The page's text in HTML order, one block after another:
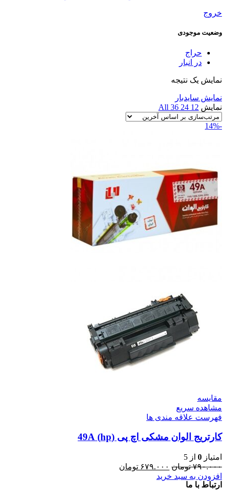
خروج
وضعیت موجودی
حراج
در انبار
نمایش یک نتیجه
نمایش سایدبار
نمایش 12
24
36
All
-14%
مقایسه
مشاهده سریع
فهرست علاقه مندی ها
کارتریج الوان مشکی اچ پی (hp) 49A
امتیاز 0 از 5
۷۹۰.۰۰۰ تومان ۶۷۹.۰۰۰ تومان
افزودن به سبد خرید
ارتباط با ما